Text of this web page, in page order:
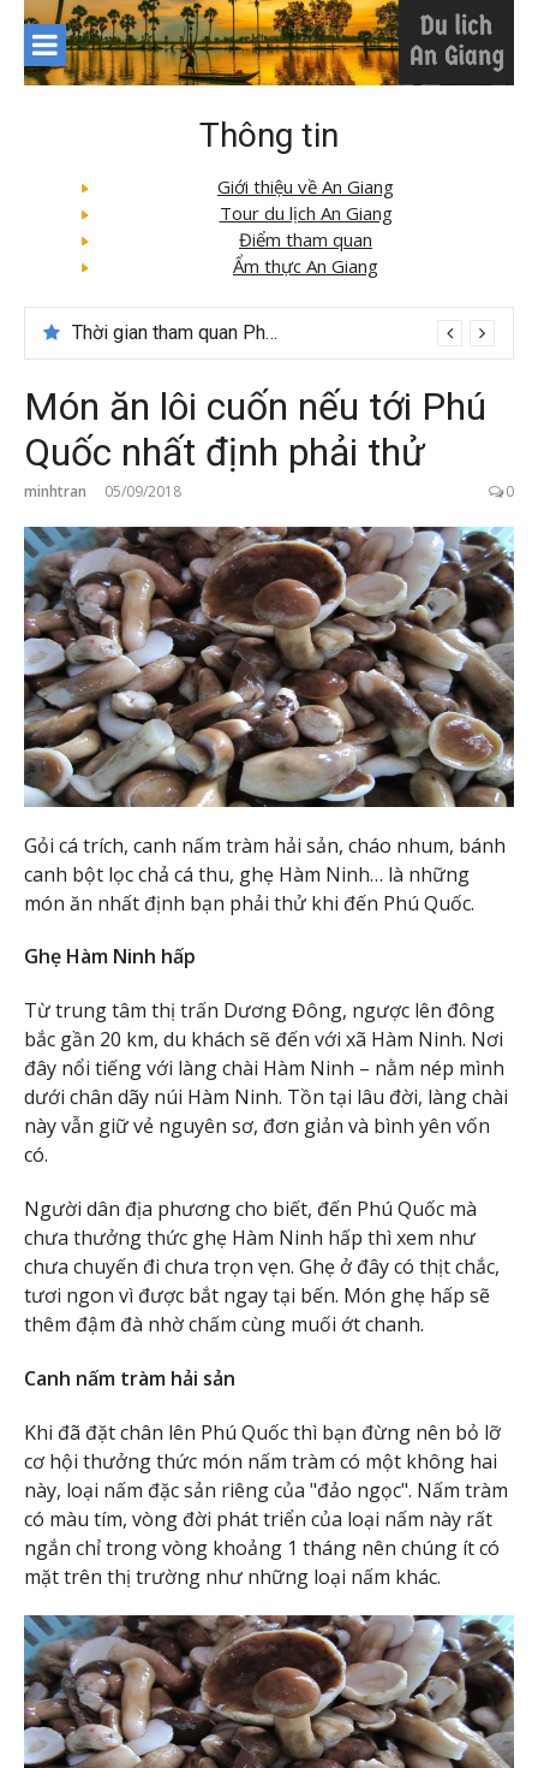
Skip
content
Thông tin
Giới thiệu về An Giang
Tour du lịch An Giang
Điểm tham quan
Ẩm thực An Giang
Thời gian tham quan Phong Nha Kẻ Bàng
Món ăn lôi cuốn nếu tới Phú
Quốc nhất định phải thử
minhtran 05/09/2018 0
Gỏi cá trích, canh nấm tràm hải sản, cháo nhum, bánh
canh bột lọc chả cá thu, ghẹ Hàm Ninh… là những
món ăn nhất định bạn phải thử khi đến Phú Quốc.
Ghẹ Hàm Ninh hấp
Từ trung tâm thị trấn Dương Đông, ngược lên đông
bắc gần 20 km, du khách sẽ đến với xã Hàm Ninh. Nơi
đây nổi tiếng với làng chài Hàm Ninh – nằm nép mình
dưới chân dãy núi Hàm Ninh. Tồn tại lâu đời, làng chài
này vẫn giữ vẻ nguyên sơ, đơn giản và bình yên vốn
có.
Người dân địa phương cho biết, đến Phú Quốc mà
chưa thưởng thức ghẹ Hàm Ninh hấp thì xem như
chưa chuyến đi chưa trọn vẹn. Ghẹ ở đây có thịt chắc,
tươi ngon vì được bắt ngay tại bến. Món ghẹ hấp sẽ
thêm đậm đà nhờ chấm cùng muối ớt chanh.
Canh nấm tràm hải sản
Khi đã đặt chân lên Phú Quốc thì bạn đừng nên bỏ lỡ
cơ hội thưởng thức món nấm tràm có một không hai
này, loại nấm đặc sản riêng của "đảo ngọc". Nấm tràm
có màu tím, vòng đời phát triển của loại nấm này rất
ngắn chỉ trong vòng khoảng 1 tháng nên chúng ít có
mặt trên thị trường như những loại nấm khác.